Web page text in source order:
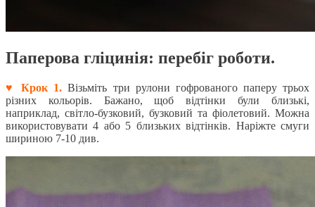
Паперова гліцинія: перебіг роботи.
♥ Крок 1. Візьміть три рулони гофрованого паперу трьох
різних кольорів. Бажано, щоб відтінки були близькі,
наприклад, світло-бузковий, бузковий та фіолетовий. Можна
використовувати 4 або 5 близьких відтінків. Наріжте смуги
шириною 7-10 див.